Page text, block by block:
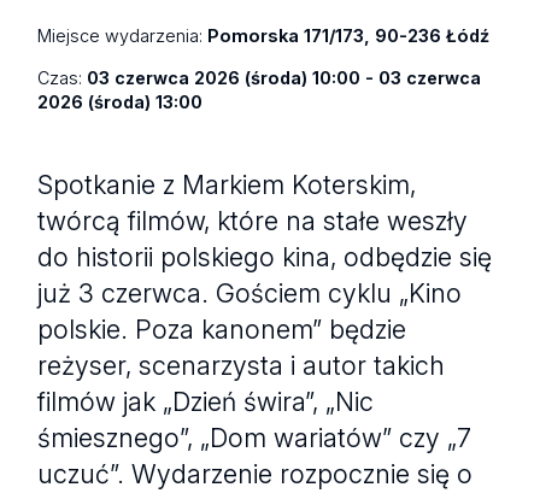
Miejsce wydarzenia: Pomorska 171/173, 90-236 Łódź
Czas: 03 czerwca 2026 (środa) 10:00 - 03 czerwca
2026 (środa) 13:00
Spotkanie z Markiem Koterskim,
twórcą filmów, które na stałe weszły
do historii polskiego kina, odbędzie się
już 3 czerwca. Gościem cyklu „Kino
polskie. Poza kanonem” będzie
reżyser, scenarzysta i autor takich
filmów jak „Dzień świra”, „Nic
śmiesznego”, „Dom wariatów” czy „7
uczuć”. Wydarzenie rozpocznie się o